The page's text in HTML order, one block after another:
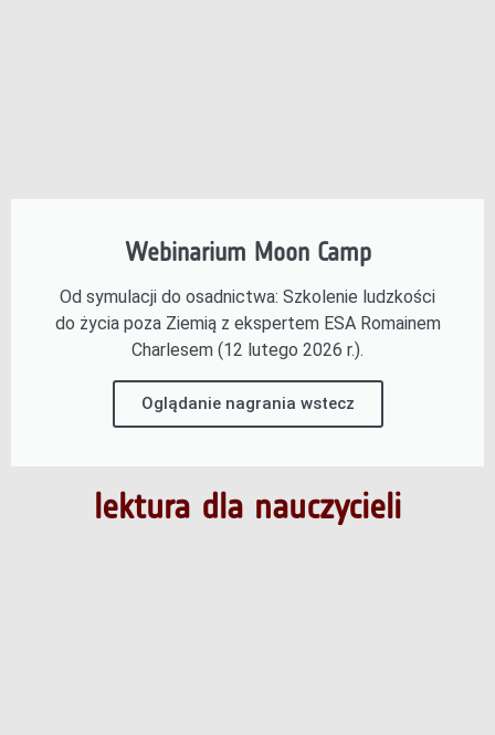
Webinarium Moon Camp
Od symulacji do osadnictwa: Szkolenie ludzkości
do życia poza Ziemią z ekspertem ESA Romainem
Charlesem (12 lutego 2026 r.).
Oglądanie nagrania wstecz
lektura dla nauczycieli